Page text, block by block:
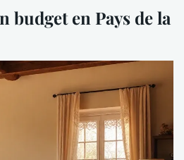
en Pays de la